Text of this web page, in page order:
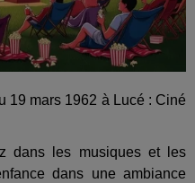
19 mars 1962 à Lucé : Ciné
dans les musiques et les
dans une ambiance